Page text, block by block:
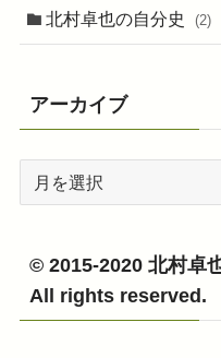
北村卓也の自分史 (2)
アーカイブ
© 2015-2020 北村卓
All rights reserved.